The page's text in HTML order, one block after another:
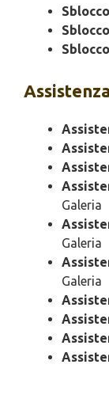
Assistenza
Galeria
Galeria
Galeria